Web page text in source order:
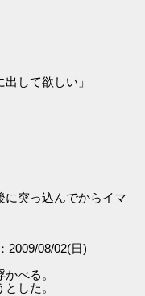
して欲しい」
に突っ込んでからイマ
2009/08/02(日)
べる。
した。